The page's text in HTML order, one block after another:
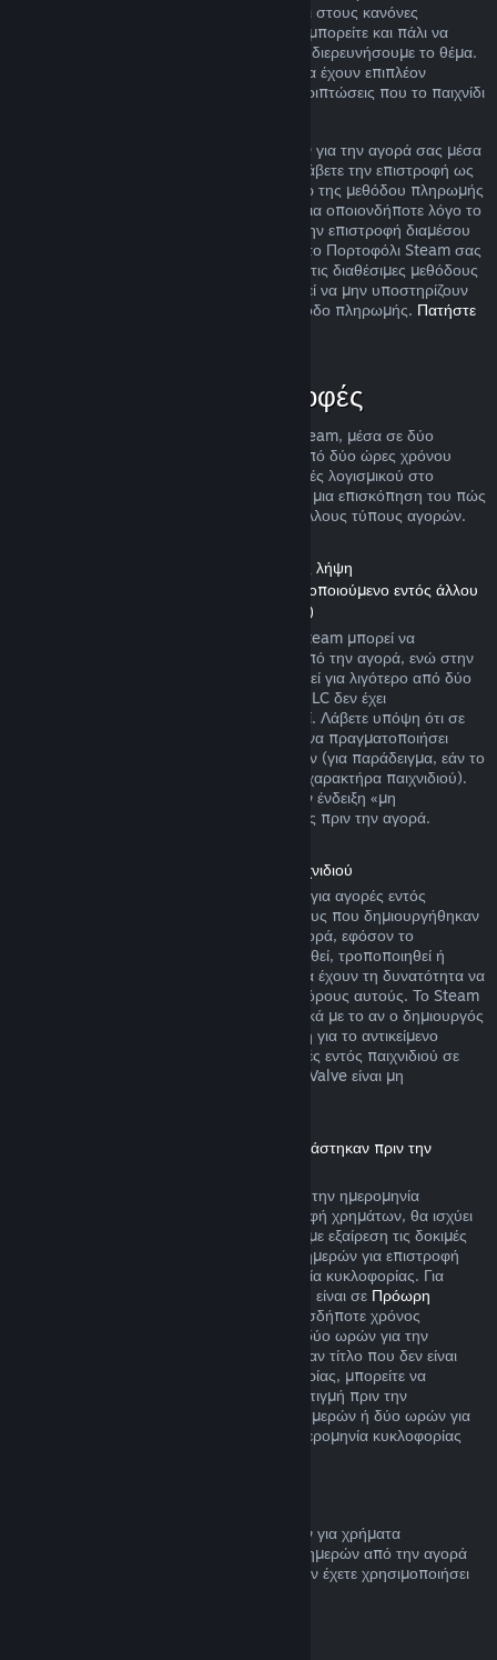
ακόμα και αν η περίπτωσή σας δεν εμπίπτει στους κανόνες
επιστροφής χρημάτων που περιγράφουμε, μπορείτε και πάλι να
ζητήσετε επιστροφή χρημάτων και εμείς θα διερευνήσουμε το θέμα.
Σε ορισμένες περιοχές, οι πελάτες μπορεί να έχουν επιπλέον
δικαιώματα για επιστροφή χρημάτων σε περιπτώσεις που το παιχνίδι
Θα σας δοθεί πλήρης επιστροφή χρημάτων για την αγορά σας μέσα
σε μια βδομάδα από την έγκρισή της. Θα λάβετε την επιστροφή ως
χρήματα στο Πορτοφόλι Steam σας ή μέσω της μεθόδου πληρωμής
που χρησιμοποιήσατε για την αγορά. Εάν για οποιονδήποτε λόγο το
Steam δεν μπορέσει να πραγματοποιήσει την επιστροφή διαμέσου
της αρχικής σας μεθόδου πληρωμής, τότε το Πορτοφόλι Steam σας
θα πιστωθεί το πλήρες ποσό. Κάποιες από τις διαθέσιμες μεθόδους
πληρωμής του Steam στη χώρα σας μπορεί να μην υποστηρίζουν
επιστροφές αγορών πίσω στην αρχική μέθοδο πληρωμής. Πατήστε
Πότε ισχύουν οι επιστροφές
Η προσφορά επιστροφής χρημάτων του Steam, μέσα σε δύο
βδομάδες από την αγορά και με λιγότερο από δύο ώρες χρόνου
παιχνιδιού, ισχύει για παιχνίδια και εφαρμογές λογισμικού στο
Κατάστημα Steam. Εδώ μπορείτε να βρείτε μια επισκόπηση του πώς
λειτουργούν οι επιστροφές χρημάτων για άλλους τύπους αγορών.
Επιστροφή χρημάτων σε Περιεχόμενο προς λήψη
(Περιεχόμενο Καταστήματος Steam χρησιμοποιούμενο εντός άλλου
παιχνιδιού ή εφαρμογής λογισμικού, «DLC»)
DLC που αγοράστηκε από το Κατάστημα Steam μπορεί να
επιστραφεί μέσα σε δεκατέσσερις ημέρες από την αγορά, ενώ στην
περίπτωση που ο σχετικός τίτλος έχει παιχτεί για λιγότερο από δύο
ώρες από την αγορά του DLC, εφόσον το DLC δεν έχει
χρησιμοποιηθεί, τροποποιηθεί ή μεταφερθεί. Λάβετε υπόψη ότι σε
μερικές περιπτώσεις, το Steam δεν μπορεί να πραγματοποιήσει
επιστροφή χρημάτων για κάποια DLC τρίτων (για παράδειγμα, εάν το
DLC αυξάνει ανεπιστρεπτί το επίπεδο ενός χαρακτήρα παιχνιδιού).
Αυτές οι εξαιρέσεις θα φέρουν ευκρινώς την ένδειξη «μη
επιστρέψιμο» στη σελίδα του Καταστήματος πριν την αγορά.
Επιστροφή χρημάτων σε αγορές εντός παιχνιδιού
Το Steam προσφέρει επιστροφή χρημάτων για αγορές εντός
παιχνιδιού σε οποιονδήποτε από τους τίτλους που δημιουργήθηκαν
από τη Valve μέσα σε 48 ώρες από την αγορά, εφόσον το
αντικείμενο παιχνιδιού δεν έχει χρησιμοποιηθεί, τροποποιηθεί ή
μεταφερθεί. Δημιουργοί τρίτων εταιρειών θα έχουν τη δυνατότητα να
επιτρέψουν αντικείμενα παιχνιδιού με τους όρους αυτούς. Το Steam
θα σας ειδοποιεί την ώρα της αγοράς σχετικά με το αν ο δημιουργός
παιχνιδιού επέλεξε να προσφέρει επιστροφή για το αντικείμενο
παιχνιδιού που αγοράζετε. Ειδάλλως, αγορές εντός παιχνιδιού σε
παιχνίδια που δεν δημιουργήθηκαν από τη Valve είναι μη
Επιστροφή χρημάτων για τίτλους που αγοράστηκαν πριν την
Όταν αγοράζετε έναν τίτλο στο Steam πριν την ημερομηνία
κυκλοφορίας του, όσον αφορά την επιστροφή χρημάτων, θα ισχύει
το όριο των δύο ωρών χρόνου παιχνιδιού (με εξαίρεση τις δοκιμές
εκδόσεων βήτα), αλλά η περίοδος των 14 ημερών για επιστροφή
χρημάτων δεν θα ξεκινά πριν την ημερομηνία κυκλοφορίας. Για
παράδειγμα, αν αγοράσετε ένα παιχνίδι που είναι σε Πρόωρη
, οποιοσδήποτε χρόνος
παιχνιδιού θα προσμετράται στο όριο των δύο ωρών για την
επιστροφή χρημάτων. Αν προαγοράσετε έναν τίτλο που δεν είναι
λειτουργικός πριν την ημερομηνία κυκλοφορίας, μπορείτε να
ζητήσετε επιστροφή χρημάτων ανά πάσα στιγμή πριν την
κυκλοφορία του και η τυπική περίοδος 14 ημερών ή δύο ωρών για
επιστροφή χρημάτων θα ισχύει από την ημερομηνία κυκλοφορίας
Μπορείτε να ζητήσετε επιστροφή χρημάτων για χρήματα
Πορτοφολιού Steam εντός δεκατεσσάρων ημερών από την αγορά
αν έχουν αγοραστεί μέσω του Steam και δεν έχετε χρησιμοποιήσει